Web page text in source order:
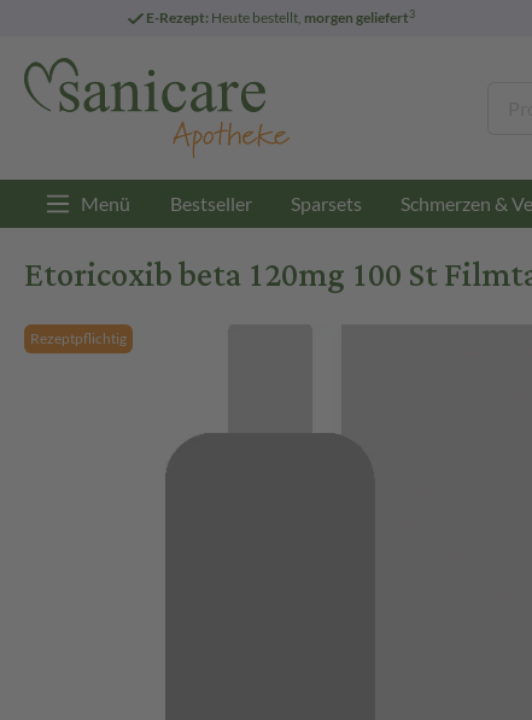
E-Rezept: Heute bestellt, morgen geliefert3
Menü Bestseller Sparsets Schmerzen &
Etoricoxib beta 120mg 100 St
Rezeptpflichtig